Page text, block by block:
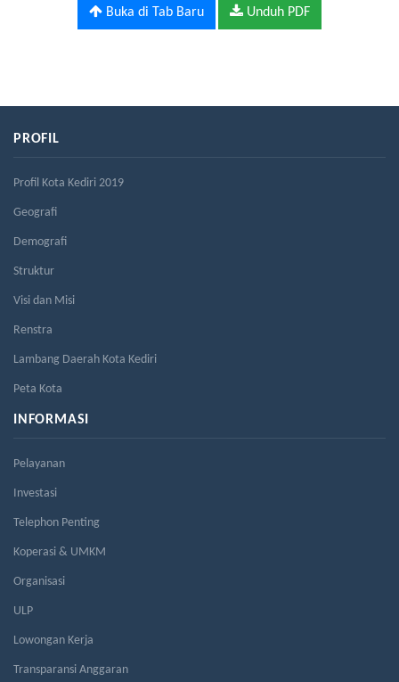
Buka di Tab Baru Unduh PDF
PROFIL
Profil Kota Kediri 2019
Geografi
Demografi
Struktur
Visi dan Misi
Renstra
Lambang Daerah Kota Kediri
Peta Kota
INFORMASI
Pelayanan
Investasi
Telephon Penting
Koperasi & UMKM
Organisasi
ULP
Lowongan Kerja
Transparansi Anggaran